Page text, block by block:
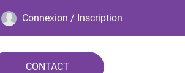
Connexion / Inscription
CONTACT